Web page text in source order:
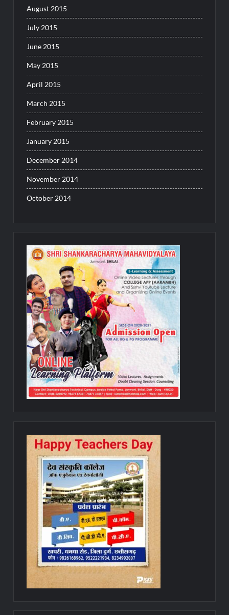
August 2015
July 2015
June 2015
May 2015
April 2015
March 2015
February 2015
January 2015
December 2014
November 2014
October 2014